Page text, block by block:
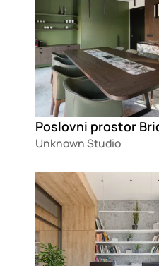
Unknown Studio
Loading